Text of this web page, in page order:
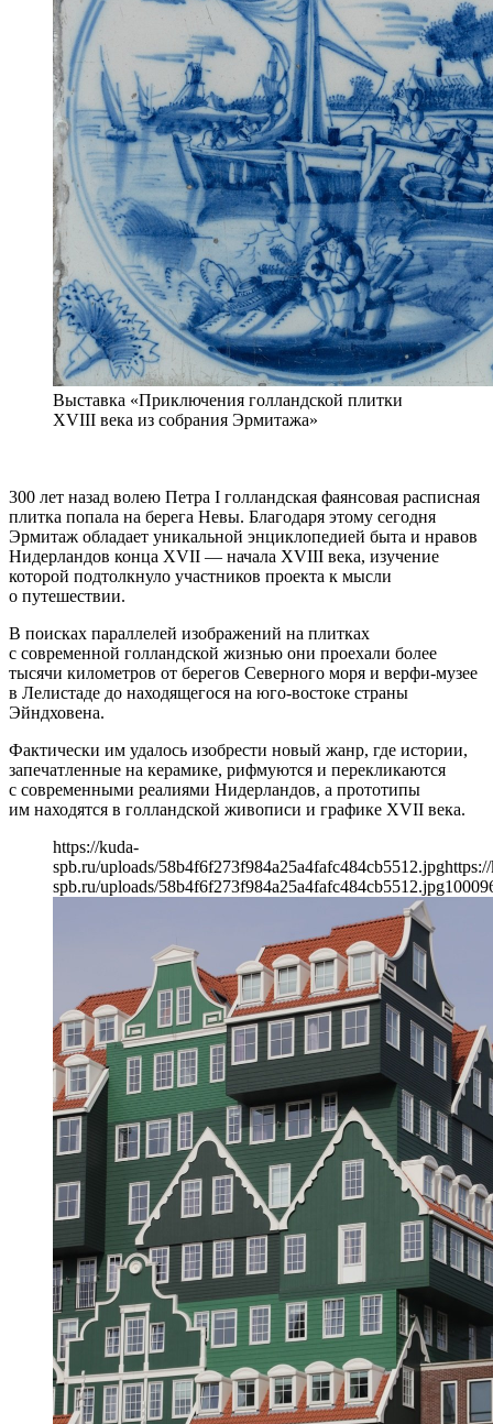
Выставка «Приключения голландской плитки
XVIII века из собрания Эрмитажа»
300 лет назад волею Петра I голландская фаянсовая расписная
плитка попала на берега Невы. Благодаря этому сегодня
Эрмитаж обладает уникальной энциклопедией быта и нравов
Нидерландов конца XVII — начала XVIII века, изучение
которой подтолкнуло участников проекта к мысли
о путешествии.
В поисках параллелей изображений на плитках
с современной голландской жизнью они проехали более
тысячи километров от берегов Северного моря и верфи-музее
в Лелистаде до находящегося на юго-востоке страны
Эйндховена.
Фактически им удалось изобрести новый жанр, где истории,
запечатленные на керамике, рифмуются и перекликаются
с современными реалиями Нидерландов, а прототипы
им находятся в голландской живописи и графике XVII века.
https://kuda-
spb.ru/uploads/58b4f6f273f984a25a4fafc484cb5512.jpg
spb.ru/uploads/58b4f6f273f984a25a4fafc484cb5512.jpg1000